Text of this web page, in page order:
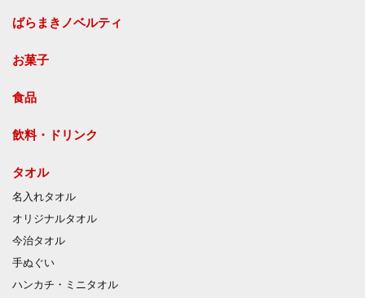
ばらまきノベルティ
お菓子
食品
飲料・ドリンク
タオル
名入れタオル
オリジナルタオル
今治タオル
手ぬぐい
ハンカチ・ミニタオル